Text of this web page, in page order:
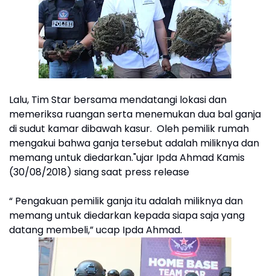
Lalu, Tim Star bersama mendatangi lokasi dan
memeriksa ruangan serta menemukan dua bal ganja
di sudut kamar dibawah kasur. Oleh pemilik rumah
mengakui bahwa ganja tersebut adalah miliknya dan
memang untuk diedarkan."ujar Ipda Ahmad Kamis
(30/08/2018) siang saat press release
“ Pengakuan pemilik ganja itu adalah miliknya dan
memang untuk diedarkan kepada siapa saja yang
datang membeli,” ucap Ipda Ahmad.